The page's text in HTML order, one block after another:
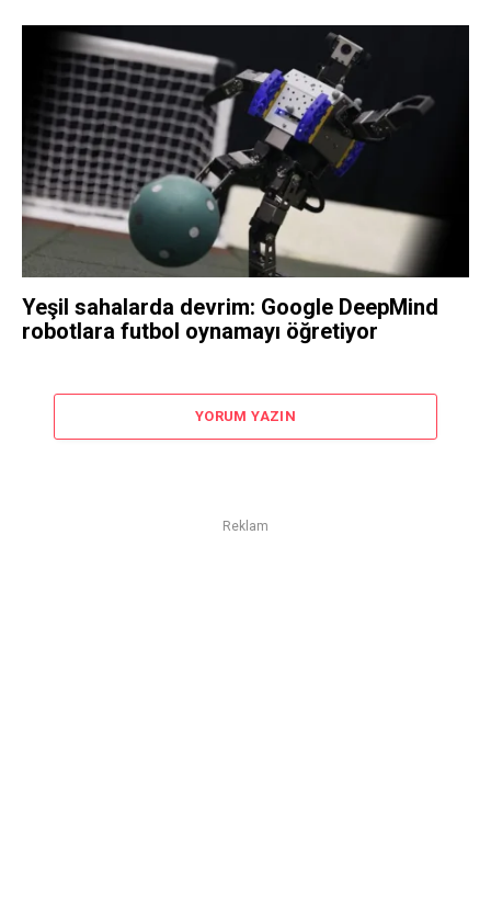
Yeşil sahalarda devrim: Google DeepMind
robotlara futbol oynamayı öğretiyor
YORUM YAZIN
Reklam